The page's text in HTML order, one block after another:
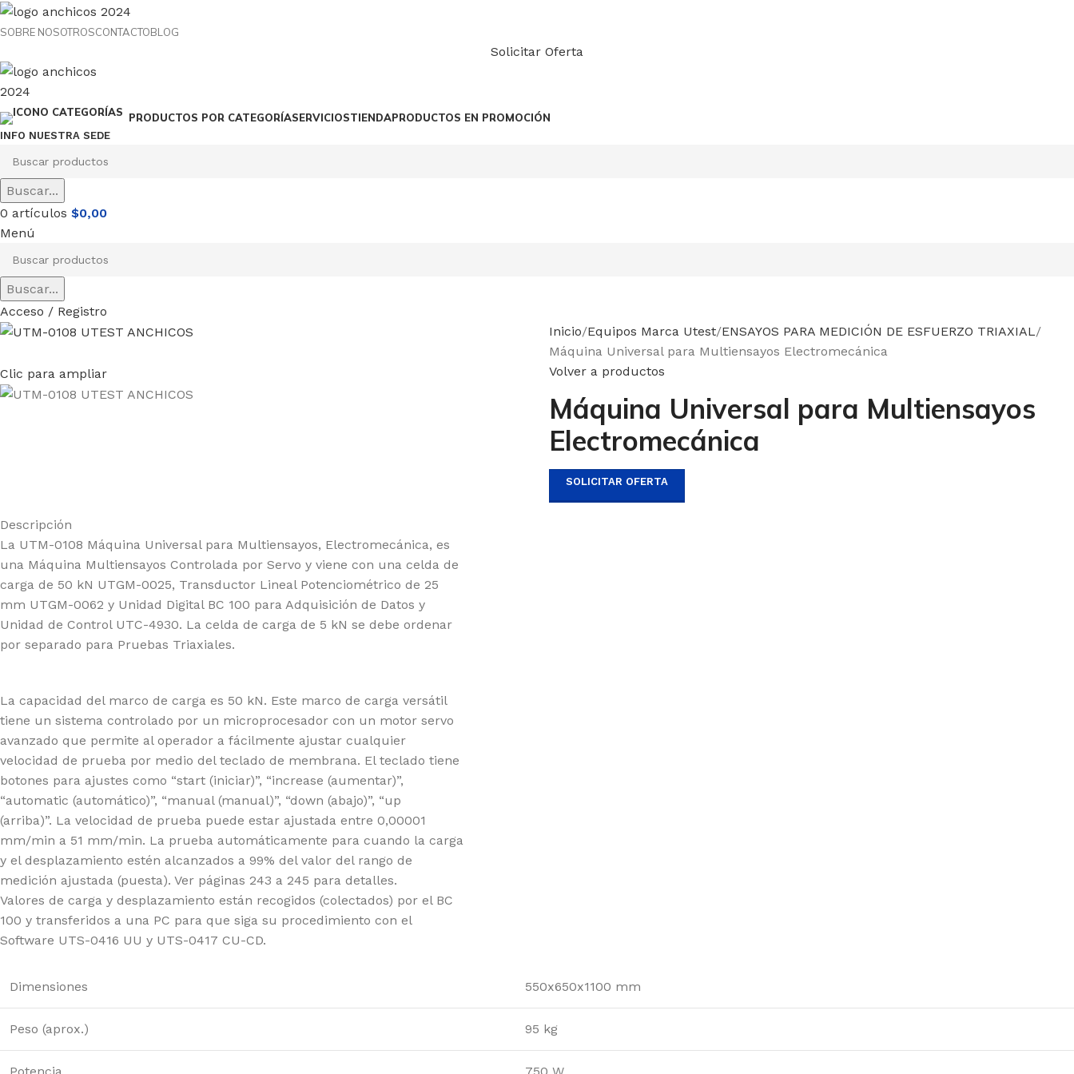
SOBRE NOSOTROSCONTACTOBLOG
Solicitar Oferta
PRODUCTOS POR CATEGORÍASERVICIOSTIENDAPRODUCTOS EN PROMOCIÓN
INFO NUESTRA SEDE
Buscar...
0 artículos $0,00
Menú
Buscar...
Acceso / Registro
Clic para ampliar
Inicio Equipos Marca Utest ENSAYOS PARA MEDICIÓN DE ESFUERZO TRIAXIAL
Máquina Universal para Multiensayos Electromecánica
Volver a productos
Máquina Universal para Multiensayos
Electromecánica
SOLICITAR OFERTA
Descripción
La UTM-0108 Máquina Universal para Multiensayos, Electromecánica, es
una Máquina Multiensayos Controlada por Servo y viene con una celda de
carga de 50 kN UTGM-0025, Transductor Lineal Potenciométrico de 25
mm UTGM-0062 y Unidad Digital BC 100 para Adquisición de Datos y
Unidad de Control UTC-4930. La celda de carga de 5 kN se debe ordenar
por separado para Pruebas Triaxiales.
La capacidad del marco de carga es 50 kN. Este marco de carga versátil
tiene un sistema controlado por un microprocesador con un motor servo
avanzado que permite al operador a fácilmente ajustar cualquier
velocidad de prueba por medio del teclado de membrana. El teclado tiene
botones para ajustes como “start (iniciar)”, “increase (aumentar)”,
“automatic (automático)”, “manual (manual)”, “down (abajo)”, “up
(arriba)”. La velocidad de prueba puede estar ajustada entre 0,00001
mm/min a 51 mm/min. La prueba automáticamente para cuando la carga
y el desplazamiento estén alcanzados a 99% del valor del rango de
medición ajustada (puesta). Ver páginas 243 a 245 para detalles.
Valores de carga y desplazamiento están recogidos (colectados) por el BC
100 y transferidos a una PC para que siga su procedimiento con el
Software UTS-0416 UU y UTS-0417 CU-CD.
Dimensiones 550x650x1100 mm
Peso (aprox.) 95 kg
Potencia 750 W